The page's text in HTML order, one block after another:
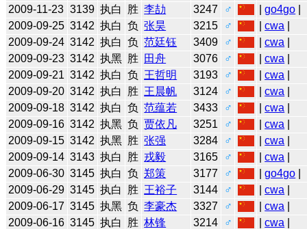
2009-11-23 3139 执白 胜 李劼 3247 ♂ |go4go
2009-09-25 3142 执白 负 张昊 3215 ♂ |cwa
2009-09-24 3142 执白 负 范廷钰 3409 ♂ |cwa
2009-09-23 3142 执黑 胜 田舟 3076 ♂ |cwa
2009-09-21 3142 执白 负 王哲明 3193 ♂ |cwa
2009-09-20 3142 执白 胜 王晨帆 3124 ♂ |cwa
2009-09-18 3142 执白 负 范蕴若 3433 ♂ |cwa
2009-09-16 3142 执黑 负 贾依凡 3251 ♂ |cwa
2009-09-15 3142 执黑 胜 张强 3284 ♂ |cwa
2009-09-14 3143 执白 胜 戎毅 3165 ♂ |cwa
2009-06-30 3145 执白 负 郑策 3177 ♂ |go4go
2009-06-29 3145 执白 胜 王裕子 3144 ♂ |cwa
2009-06-17 3145 执黑 负 李豪杰 3327 ♂ |cwa
2009-06-16 3145 执白 胜 林锋 3214 ♂ |cwa